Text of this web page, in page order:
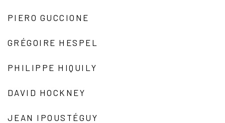
PIERO GUCCIONE
GRÉGOIRE HESPEL
PHILIPPE HIQUILY
DAVID HOCKNEY
JEAN IPOUSTÉGUY